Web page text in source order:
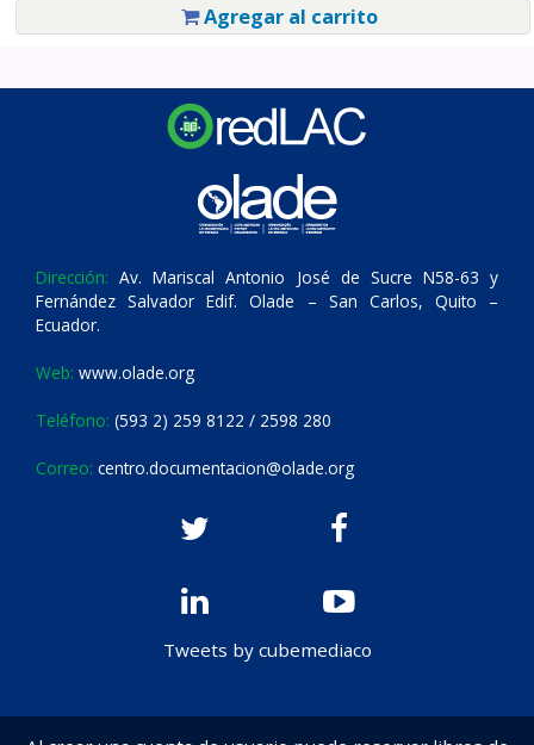
Agregar al carrito
Dirección: Av. Mariscal Antonio José de Sucre N58-63 y
Fernández Salvador Edif. Olade – San Carlos, Quito –
Ecuador.
Web: www.olade.org
Teléfono: (593 2) 259 8122 / 2598 280
Correo: centro.documentacion@olade.org
Tweets by cubemediaco